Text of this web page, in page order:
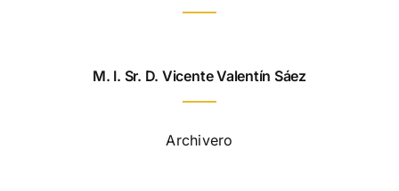
M. I. Sr. D. Vicente Valentín Sáez
Archivero